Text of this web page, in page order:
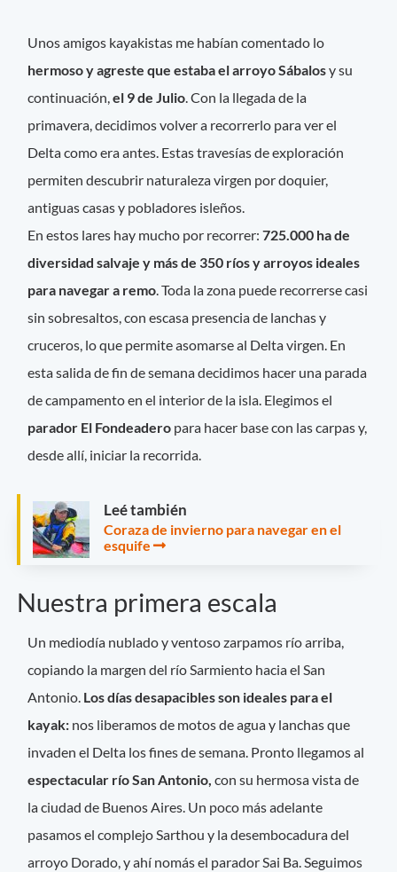
Unos amigos kayakistas me habían comentado lo
hermoso y agreste que estaba el arroyo Sábalosy su
continuación, el 9 de Julio . Con la llegada de la
primavera, decidimos volver a recorrerlo para ver el
Delta como era antes. Estas travesías de exploración
permiten descubrir naturaleza virgen por doquier,
antiguas casas y pobladores isleños.
En estos lares hay mucho por recorrer:725.000 ha de
diversidad salvaje y más de 350 ríos y arroyos ideales
para navegar a remo . Toda la zona puede recorrerse casi
sin sobresaltos, con escasa presencia de lanchas y
cruceros, lo que permite asomarse al Delta virgen. En
esta salida de fin de semana decidimos hacer una parada
de campamento en el interior de la isla. Elegimos el
parador El Fondeadero para hacer base con las carpas y,
desde allí, iniciar la recorrida.
Leé también
Coraza de invierno para navegar en el
esquife
Nuestra primera escala
Un mediodía nublado y ventoso zarpamos río arriba,
copiando la margen del río Sarmiento hacia el San
Antonio. Los días desapacibles son ideales para el
kayak: nos liberamos de motos de agua y lanchas que
invaden el Delta los fines de semana. Pronto llegamos al
espectacular río San Antonio,con su hermosa vista de
la ciudad de Buenos Aires. Un poco más adelante
pasamos el complejo Sarthou y la desembocadura del
arroyo Dorado, y ahí nomás el parador Sai Ba. Seguimos